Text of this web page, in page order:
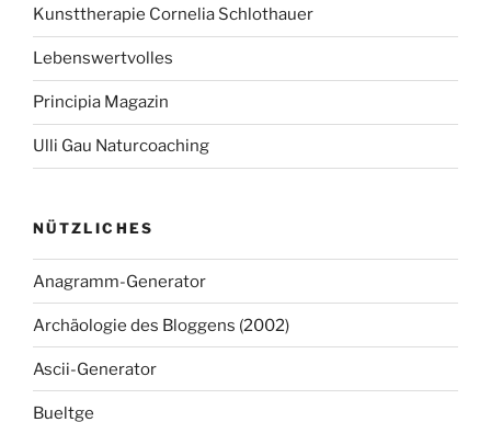
Kunsttherapie Cornelia Schlothauer
Lebenswertvolles
Principia Magazin
Ulli Gau Naturcoaching
NÜTZLICHES
Anagramm-Generator
Archäologie des Bloggens (2002)
Ascii-Generator
Bueltge